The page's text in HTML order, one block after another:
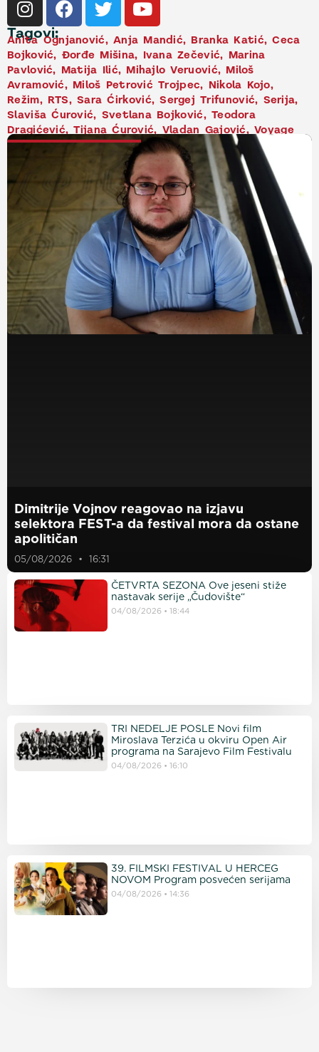
Tagovi:
Anita Ognjanović, Anja Mandić, Branka Katić,Ceca
Bojković, Đorđe Mišina, Ivana Zečević, Marina
Pavlović, Matija Ilić, Mihajlo Veruović, Miloš
Avramović, Miloš Petrović Trojpec, Nikola Kojo,
Režim, RTS,Sara Ćirković,Sergej Trifunović, Serija,
Slaviša Ćurović, Svetlana Bojković, Teodora
Dragićević,Tijana Ćurović, Vladan Gajović,Voyage
NAJNOVIJE VESTI
Dimitrije Vojnov reagovao na izjavu
selektora FEST-a da festival mora da ostane
apolitičan
05/08/2026 16:31
ČETVRTA SEZONA Ove jeseni stiže
nastavak serije „Čudovište“
04/08/2026 18:44
TRI NEDELJE POSLE Novi film
Miroslava Terzića u okviru Open Air
programa na Sarajevo Film Festivalu
04/08/2026 16:10
39. FILMSKI FESTIVAL U HERCEG
NOVOM Program posvećen serijama
04/08/2026 14:36